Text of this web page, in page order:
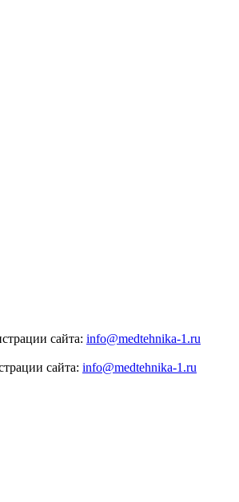
сайта: info@medtehnika-1.ru
сайта: info@medtehnika-1.ru